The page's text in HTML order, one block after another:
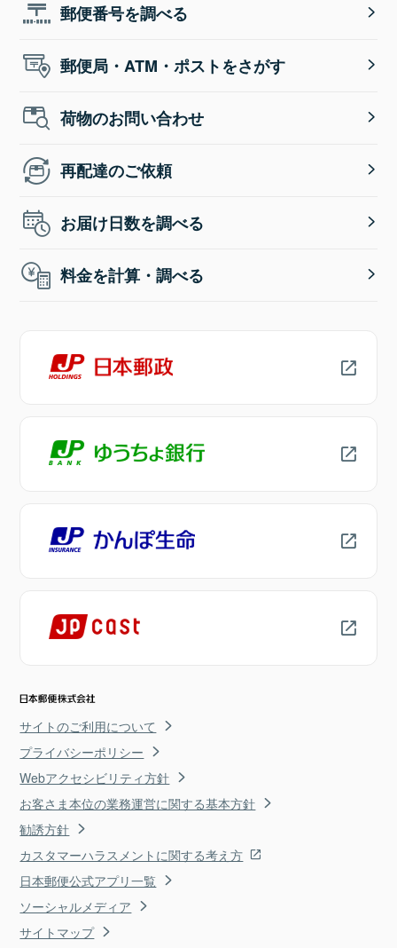
郵便番号を調べる
郵便局・ATM・ポストをさがす
荷物のお問い合わせ
再配達のご依頼
お届け日数を調べる
料金を計算・調べる
サイトのご利用について
プライバシーポリシー
Webアクセシビリティ方針
お客さま本位の業務運営に関する基本方針
勧誘方針
カスタマーハラスメントに関する考え方
日本郵便公式アプリ一覧
ソーシャルメディア
サイトマップ